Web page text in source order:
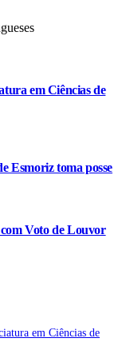
em Ciências de
Esmoriz toma posse
Voto de Louvor
em Ciências de